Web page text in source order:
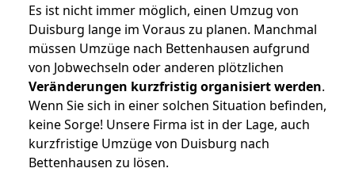
Es ist nicht immer möglich, einen Umzug von
Duisburg lange im Voraus zu planen. Manchmal
müssen Umzüge nach Bettenhausen aufgrund
von Jobwechseln oder anderen plötzlichen
Veränderungen kurzfristig organisiert werden.
Wenn Sie sich in einer solchen Situation befinden,
keine Sorge! Unsere Firma ist in der Lage, auch
kurzfristige Umzüge von Duisburg nach
Bettenhausen zu lösen.